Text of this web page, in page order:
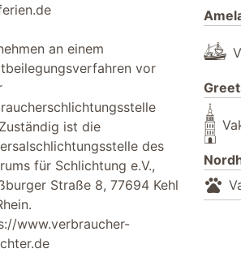
an einem
vor
ist die
des
für Schlichtung e.V.,
Straße 8, 77694 Kehl
www.verbraucher-
pets